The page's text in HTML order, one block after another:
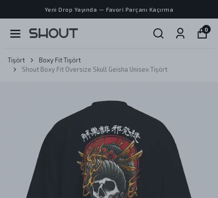
Yeni Drop Yayında — Favori Parçanı Kaçırma
0
Tişört
Boxy Fit Tişört
Shout Boxy Fit Oversize Skull Geisha Unisex Tişört